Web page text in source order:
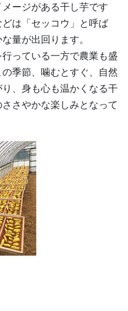
ージがある干し芋です
は「セッコウ」と呼ば
量が出回ります。
っている一方で農業も盛
季節、噛むとすぐ、自然
、身も心も温かくなる干
さやかな楽しみとなって